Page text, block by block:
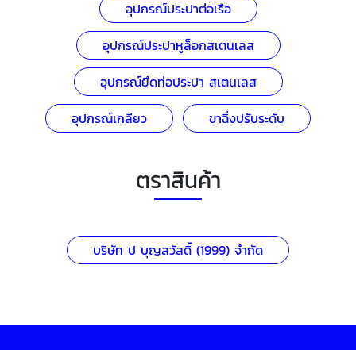
อุปกรณ์ประปาต่อเรือ
อุปกรณ์ประปาหูล็อกสเตนเลส
อุปกรณ์ยึดท่อประปา สเตนเลส
อุปกรณ์เกลียว
ขาฉิ่งปรับระดับ
ตราสินค้า
บริษัท ป บุญสวัสดิ์ (1999) จำกัด